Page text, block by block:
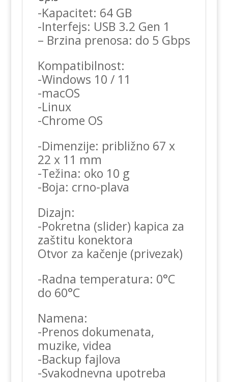
-Kapacitet: 64 GB
-Interfejs: USB 3.2 Gen 1
– Brzina prenosa: do 5 Gbps
Kompatibilnost:
-Windows 10 / 11
-macOS
-Linux
-Chrome OS
-Dimenzije: približno 67 x
22 x 11 mm
-Težina: oko 10 g
-Boja: crno-plava
Dizajn:
-Pokretna (slider) kapica za
zaštitu konektora
Otvor za kačenje (privezak)
-Radna temperatura: 0°C
do 60°C
Namena:
-Prenos dokumenata,
muzike, videa
-Backup fajlova
-Svakodnevna upotreba